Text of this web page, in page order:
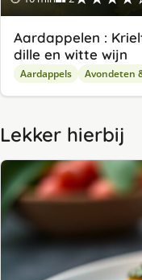
Aardappelen :
dille en witte wijn
Aardappels Avondeten
Lekker hierbij